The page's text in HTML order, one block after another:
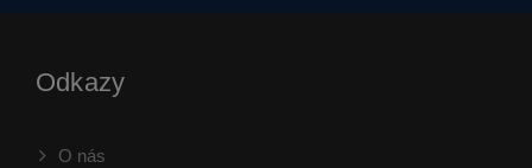
Odkazy
O nás